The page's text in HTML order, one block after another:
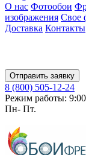
О нас Фотообои
изображения Свое
Доставка Контакты
Отправить заявку
8 (800) 505-12-24
Режим работы:
Пн- Пт.